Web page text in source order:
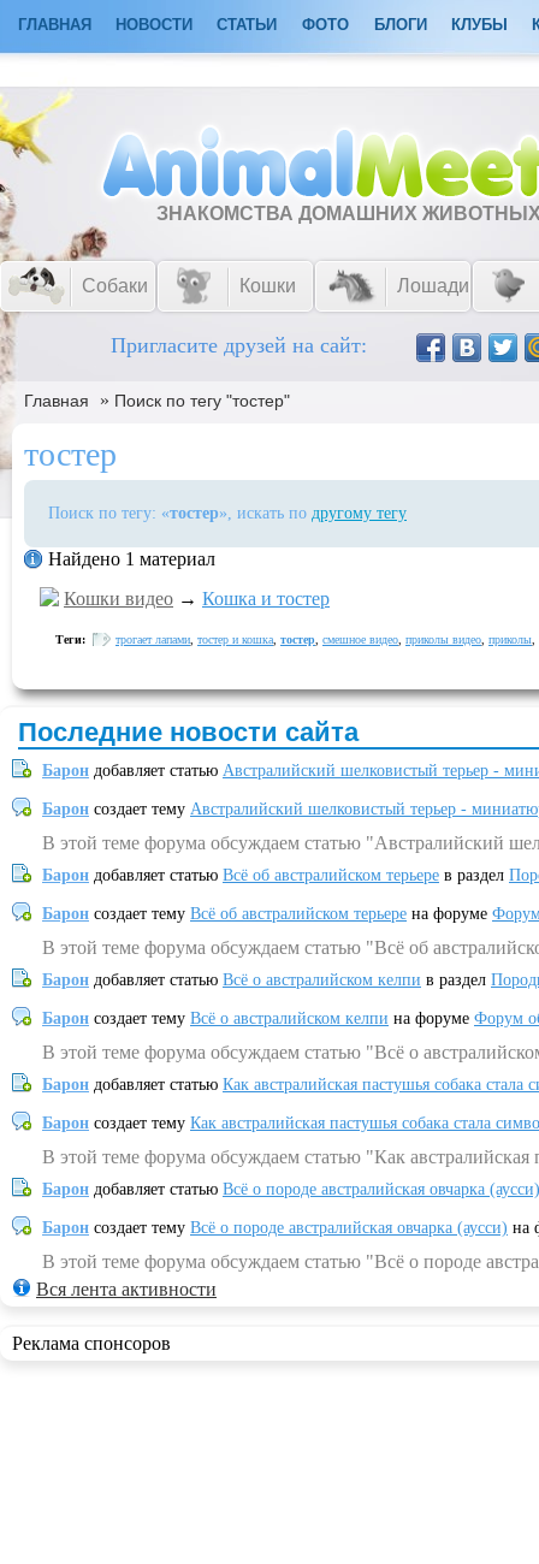
ГЛАВНАЯ НОВОСТИ СТАТЬИ ФОТО БЛОГИ КЛУБЫ
ЗНАКОМСТВА ДОМАШНИХ
Собаки Кошки Лошади
Пригласите друзей на сайт:
Главная » Поиск по тегу "тостер"
тостер
Поиск по тегу: «тостер», искать по другому тегу
Найдено 1 материал
Кошки видео → Кошка и тостер
Теги: трогает лапами тостер и кошка тостер смешное видео приколы видео приколы
Последние новости сайта
Барон добавляет статью Австралийский шелковистый терьер -
Барон создает тему Австралийский шелковистый терьер -
В этой теме форума обсуждаем статью "Австралийский
Барон добавляет статью Всё об австралийском терьере в раздел
Барон создает тему Всё об австралийском терьере на форуме
В этой теме форума обсуждаем статью "Всё об
Барон добавляет статью Всё о австралийском келпи в раздел
Барон создает тему Всё о австралийском келпи на форуме Форум
В этой теме форума обсуждаем статью "Всё о
Барон добавляет статью Как австралийская пастушья собака
Барон создает тему Как австралийская пастушья собака стала
В этой теме форума обсуждаем статью "Как
Барон добавляет статью Всё о породе австралийская овчарка (аусси)
Барон создает тему Всё о породе австралийская овчарка (аусси) на
В этой теме форума обсуждаем статью "Всё о породе
Вся лента активности
Реклама спонсоров